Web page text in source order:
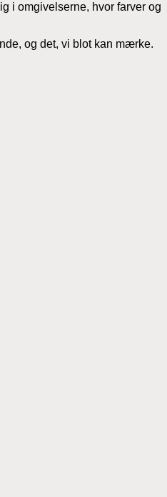
i omgivelserne, hvor farver og
og det, vi blot kan mærke.